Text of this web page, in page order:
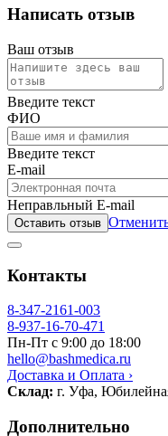
Написать отзыв
Ваш отзыв
Введите текст
ФИО
Введите текст
E-mail
Неправльный E-mail
Оставить отзыв
Контакты
8-347-2161-003
8-937-16-70-471
Пн-Пт с 9:00 до 18:00
hello@bashmedica.ru
Доставка и Оплата ›
Склад: г. Уфа,
Дополнительно